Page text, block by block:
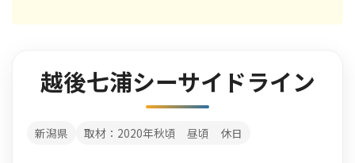
越後七浦シーサイドライン
新潟県 取材：2020年秋頃 昼頃 休日